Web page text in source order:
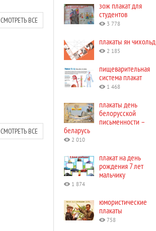
СМОТРЕТЬ ВСЕ
СМОТРЕТЬ ВСЕ
зож плакат для
студентов
3 778
плакаты ян чихольд
2 185
пищеварительная
система плакат
1 468
плакаты день
белорусской
письменности –
беларусь
2 010
плакат на день
рождения 7 лет
мальчику
1 874
юмористические
плакаты
758